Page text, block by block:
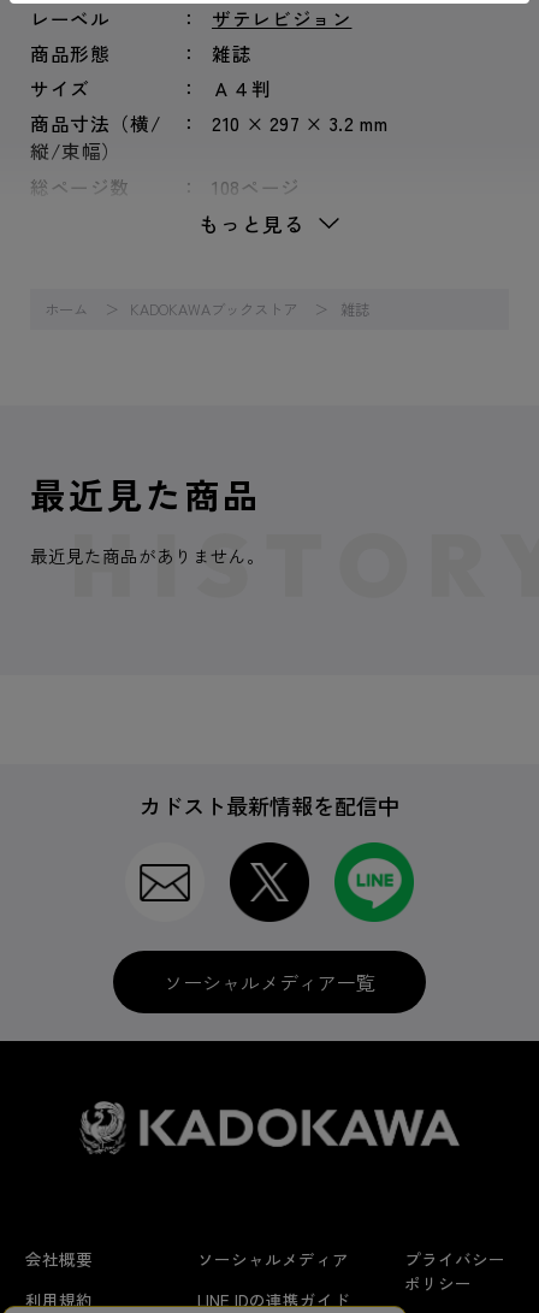
レーベル
ザテレビジョン
商品形態
雑誌
サイズ
Ａ４判
商品寸法（横/
縦/束幅）
210 × 297 × 3.2 mm
総ページ数 108ページ
もっと見る
ホーム KADOKAWAブックストア 雑誌
最近見た商品
最近見た商品がありません。
カドスト最新情報を配信中
ソーシャルメディア一覧
会社概要
利用規約
ソーシャルメディア
LINE IDの連携ガイド
プライバシー
ポリシー